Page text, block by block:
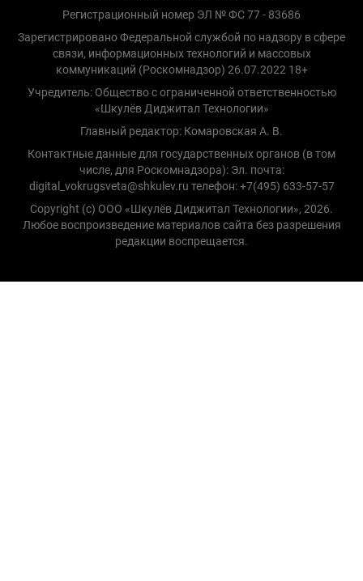
Регистрационный номер ЭЛ № ФС 77 - 83686
Зарегистрировано Федеральной службой по надзору в сфере
связи, информационных технологий и массовых
коммуникаций (Роскомнадзор) 26.07.2022 18+
Учредитель: Общество с ограниченной ответственностью
«Шкулёв Диджитал Технологии»
Главный редактор: Комаровская А. В.
Контактные данные для государственных органов (в том
числе, для Роскомнадзора): Эл. почта:
digital_vokrugsveta@shkulev.ru телефон: +7(495) 633-57-57
Copyright (с) ООО «Шкулёв Диджитал Технологии», 2026.
Любое воспроизведение материалов сайта без разрешения
редакции воспрещается.